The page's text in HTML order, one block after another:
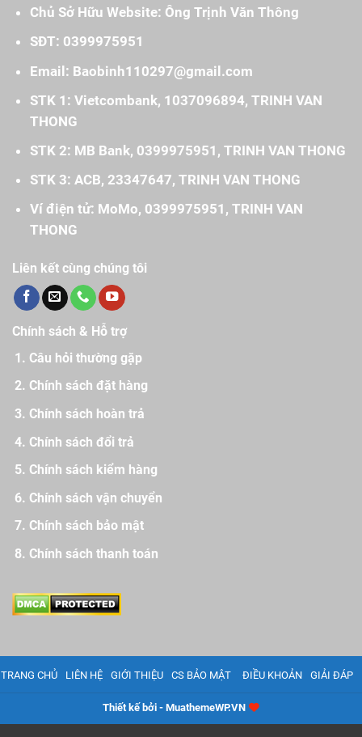
Chủ Sở Hữu Website: Ông Trịnh Văn Thông
SĐT: 0399975951
Email: Baobinh110297@gmail.com
STK 1: Vietcombank, 1037096894, TRINH VAN
THONG
STK 2: MB Bank, 0399975951, TRINH VAN THONG
STK 3: ACB, 23347647, TRINH VAN THONG
Ví điện tử: MoMo, 0399975951, TRINH VAN
THONG
Liên kết cùng chúng tôi
Chính sách & Hỗ trợ
Câu hỏi thường gặp
Chính sách đặt hàng
Chính sách hoàn trả
Chính sách đổi trả
Chính sách kiểm hàng
Chính sách vận chuyển
Chính sách bảo mật
Chính sách thanh toán
TRANG CHỦ LIÊN HỆ GIỚI THIỆU CS BẢO MẬT ĐIỀU KHOẢN GIẢI ĐÁP
Thiết kế bởi - MuathemeWP.VN